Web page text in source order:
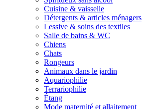
Cuisine & vaisselle
Détergents & articles ménagers
Lessive & soins des textiles
Salle de bains & WC
Chiens
Chats
Rongeurs
Animaux dans le jardin
Aquariophilie
Terrariophilie
Étang
Mode maternité et allaitement